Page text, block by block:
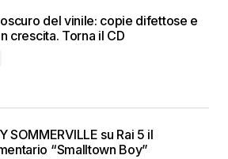
del vinile: copie difettose e
crescita. Torna il CD
SOMMERVILLE su Rai 5 il
“Smalltown Boy”